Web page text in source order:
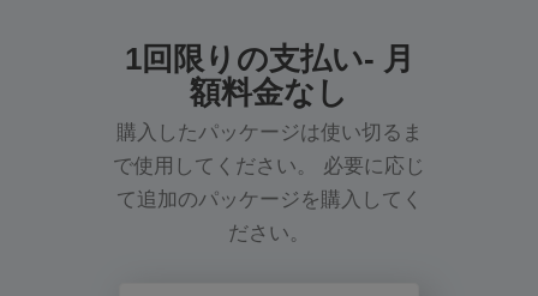
1回限りの支払い- 月
額料金なし
購入したパッケージは使い切るま
で使用してください。 必要に応じ
て追加のパッケージを購入してく
ださい。